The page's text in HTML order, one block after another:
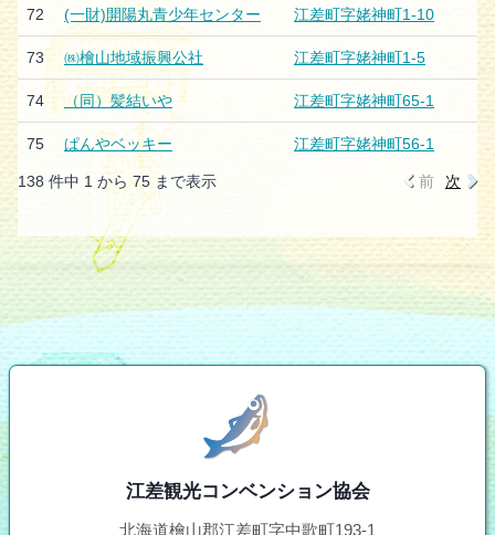
72 (一財)開陽丸青少年センター 江差町字姥神町1-10
73 ㈱檜山地域振興公社 江差町字姥神町1-5
74 （同）髪結いや 江差町字姥神町65-1
75 ぱんやベッキー 江差町字姥神町56-1
138 件中 1 から 75 まで表示 前 次
江差観光コンベンション協会
北海道檜山郡江差町字中歌町193-1